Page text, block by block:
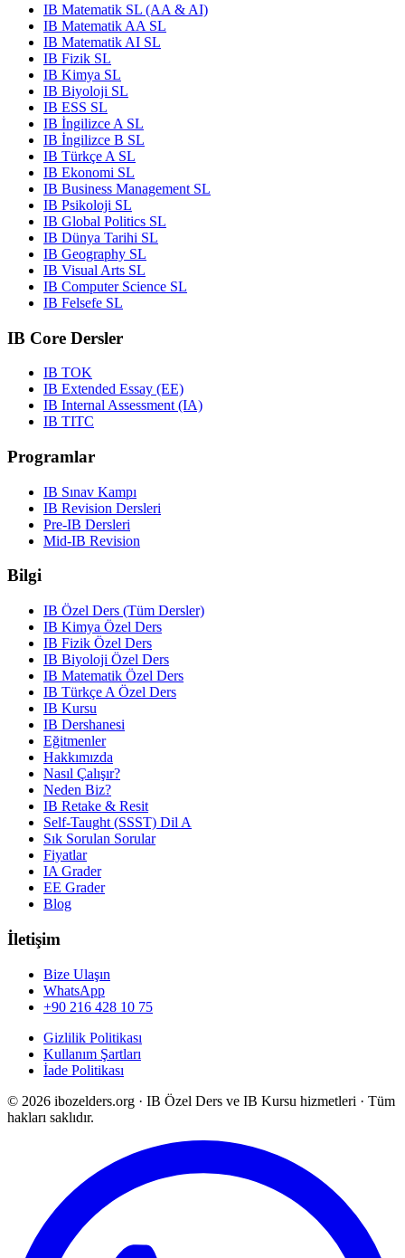
IB Matematik SL (AA & AI)
IB Matematik AA SL
IB Matematik AI SL
IB Fizik SL
IB Kimya SL
IB Biyoloji SL
IB ESS SL
IB İngilizce A SL
IB İngilizce B SL
IB Türkçe A SL
IB Ekonomi SL
IB Business Management SL
IB Psikoloji SL
IB Global Politics SL
IB Dünya Tarihi SL
IB Geography SL
IB Visual Arts SL
IB Computer Science SL
IB Felsefe SL
IB Core Dersler
IB TOK
IB Extended Essay (EE)
IB Internal Assessment (IA)
IB TITC
Programlar
IB Sınav Kampı
IB Revision Dersleri
Pre-IB Dersleri
Mid-IB Revision
Bilgi
IB Özel Ders (Tüm Dersler)
IB Kimya Özel Ders
IB Fizik Özel Ders
IB Biyoloji Özel Ders
IB Matematik Özel Ders
IB Türkçe A Özel Ders
IB Kursu
IB Dershanesi
Eğitmenler
Hakkımızda
Nasıl Çalışır?
Neden Biz?
IB Retake & Resit
Self-Taught (SSST) Dil A
Sık Sorulan Sorular
Fiyatlar
IA Grader
EE Grader
Blog
İletişim
Bize Ulaşın
WhatsApp
+90 216 428 10 75
Gizlilik Politikası
Kullanım Şartları
İade Politikası
© 2026 ibozelders.org · IB Özel Ders ve IB Kursu hizmetleri · Tüm
hakları saklıdır.